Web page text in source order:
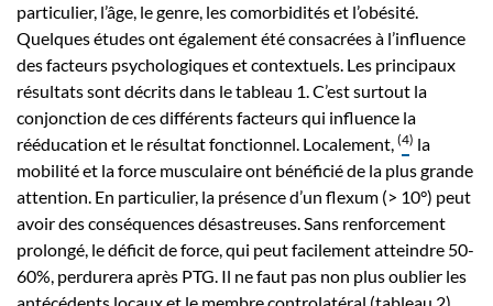
particulier, l’âge, le genre, les comorbidités et l’obésité.
Quelques études ont également été consacrées à l’influence
des facteurs psychologiques et contextuels. Les principaux
résultats sont décrits dans le tableau 1. C’est surtout la
conjonction de ces différents facteurs qui influence la
rééducation et le résultat fonctionnel. Localement, (4) la
mobilité et la force musculaire ont bénéficié de la plus grande
attention. En particulier, la présence d’un flexum (> 10°) peut
avoir des conséquences désastreuses. Sans renforcement
prolongé, le déficit de force, qui peut facilement atteindre 50-
60%, perdurera après PTG. Il ne faut pas non plus oublier les